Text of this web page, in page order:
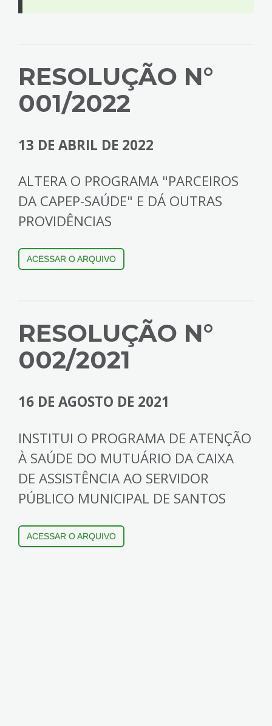
RESOLUÇÃO N°
001/2022
13 DE ABRIL DE 2022
ALTERA O PROGRAMA "PARCEIROS
DA CAPEP-SAÚDE" E DÁ OUTRAS
PROVIDÊNCIAS
ACESSAR O ARQUIVO
RESOLUÇÃO N°
002/2021
16 DE AGOSTO DE 2021
INSTITUI O PROGRAMA DE ATENÇÃO
À SAÚDE DO MUTUÁRIO DA CAIXA
DE ASSISTÊNCIA AO SERVIDOR
PÚBLICO MUNICIPAL DE SANTOS
ACESSAR O ARQUIVO